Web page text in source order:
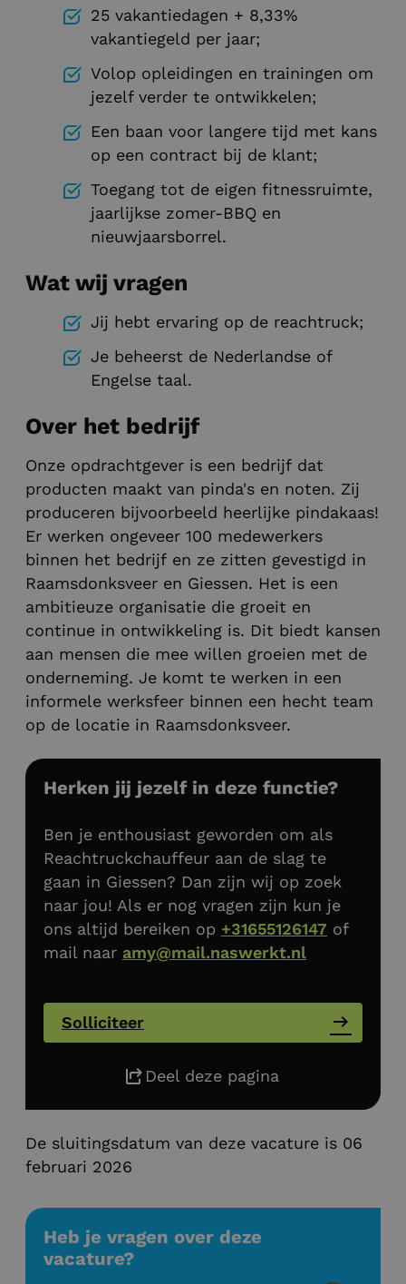
25 vakantiedagen + 8,33%
vakantiegeld per jaar;
Volop opleidingen en trainingen om
jezelf verder te ontwikkelen;
Een baan voor langere tijd met kans
op een contract bij de klant;
Toegang tot de eigen fitnessruimte,
jaarlijkse zomer-BBQ en
nieuwjaarsborrel.
Wat wij vragen
Jij hebt ervaring op de reachtruck;
Je beheerst de Nederlandse of
Engelse taal.
Over het bedrijf
Onze opdrachtgever is een bedrijf dat
producten maakt van pinda's en noten. Zij
produceren bijvoorbeeld heerlijke pindakaas!
Er werken ongeveer 100 medewerkers
binnen het bedrijf en ze zitten gevestigd in
Raamsdonksveer en Giessen. Het is een
ambitieuze organisatie die groeit en
continue in ontwikkeling is. Dit biedt kansen
aan mensen die mee willen groeien met de
onderneming. Je komt te werken in een
informele werksfeer binnen een hecht team
op de locatie in Raamsdonksveer.
Herken jij jezelf in deze functie?
Ben je enthousiast geworden om als
Reachtruckchauffeur aan de slag te
gaan in Giessen? Dan zijn wij op zoek
naar jou! Als er nog vragen zijn kun je
ons altijd bereiken op +31655126147 of
mail naar amy@mail.naswerkt.nl
Solliciteer
Deel deze pagina
De sluitingsdatum van deze vacature is 06
februari 2026
Heb je vragen over deze
vacature?